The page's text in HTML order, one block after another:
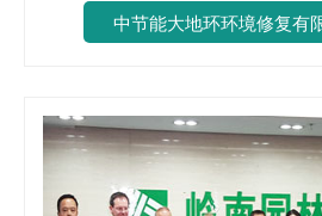
中节能大地环环境修复有